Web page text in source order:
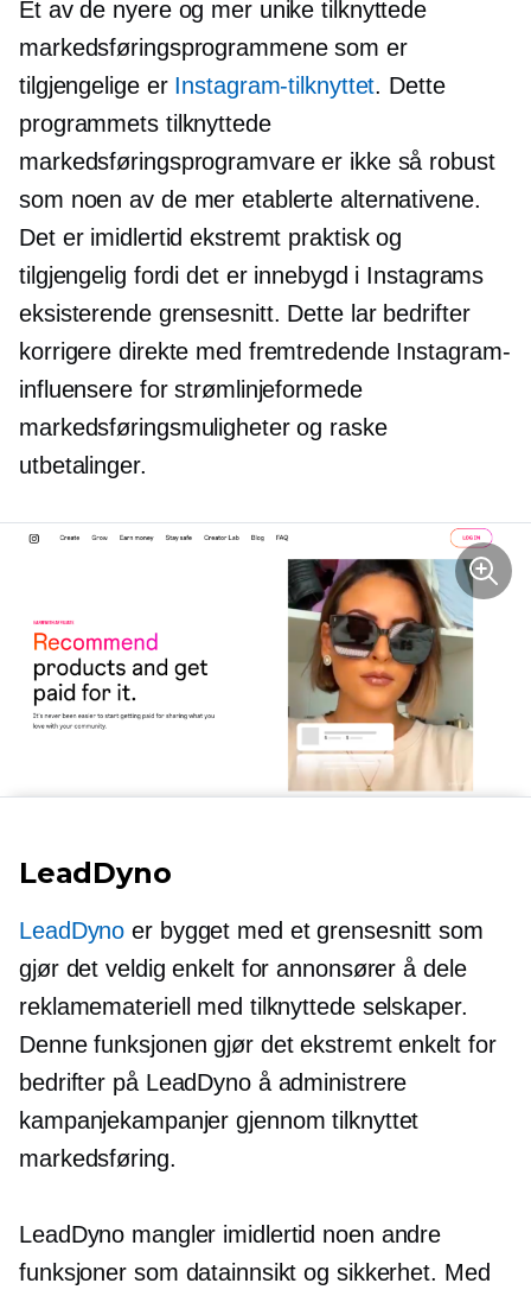
Et av de nyere og mer unike tilknyttede
markedsføringsprogrammene som er
tilgjengelige er Instagram-tilknyttet. Dette
programmets tilknyttede
markedsføringsprogramvare er ikke så robust
som noen av de mer etablerte alternativene.
Det er imidlertid ekstremt praktisk og
tilgjengelig fordi det er innebygd i Instagrams
eksisterende grensesnitt. Dette lar bedrifter
korrigere direkte med fremtredende Instagram-
influensere for strømlinjeformede
markedsføringsmuligheter og raske
utbetalinger.
LeadDyno
LeadDyno er bygget med et grensesnitt som
gjør det veldig enkelt for annonsører å dele
reklamemateriell med tilknyttede selskaper.
Denne funksjonen gjør det ekstremt enkelt for
bedrifter på LeadDyno å administrere
kampanjekampanjer gjennom tilknyttet
markedsføring.
LeadDyno mangler imidlertid noen andre
funksjoner som datainnsikt og sikkerhet. Med